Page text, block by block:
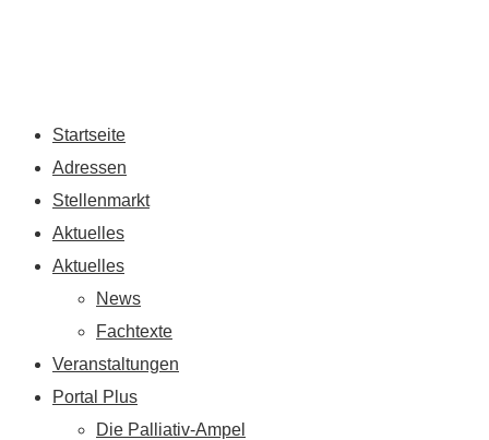
Startseite
Adressen
Stellenmarkt
Aktuelles
Aktuelles
News
Fachtexte
Veranstaltungen
Portal Plus
Die Palliativ-Ampel